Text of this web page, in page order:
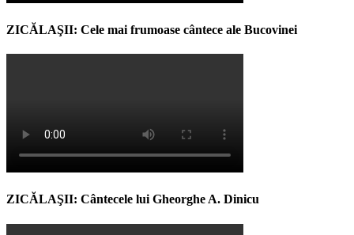
ZICĂLAŞII: Cele mai frumoase cântece ale Bucovinei
ZICĂLAŞII: Cântecele lui Gheorghe A. Dinicu